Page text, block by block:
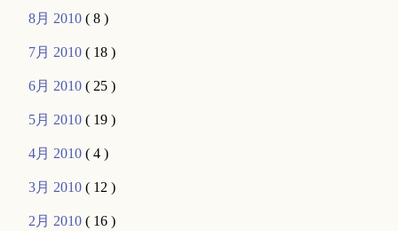
8月 2010( 8 )
7月 2010( 18 )
6月 2010( 25 )
5月 2010( 19 )
4月 2010( 4 )
3月 2010( 12 )
2月 2010( 16 )